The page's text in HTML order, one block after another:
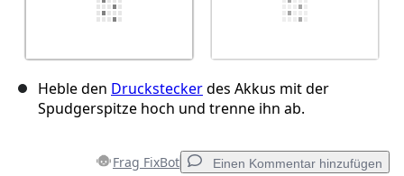
Heble den Drucksteckerdes Akkus mit der
Spudgerspitze hoch und trenne ihn ab.
Frag FixBot Einen Kommentar hinzufügen